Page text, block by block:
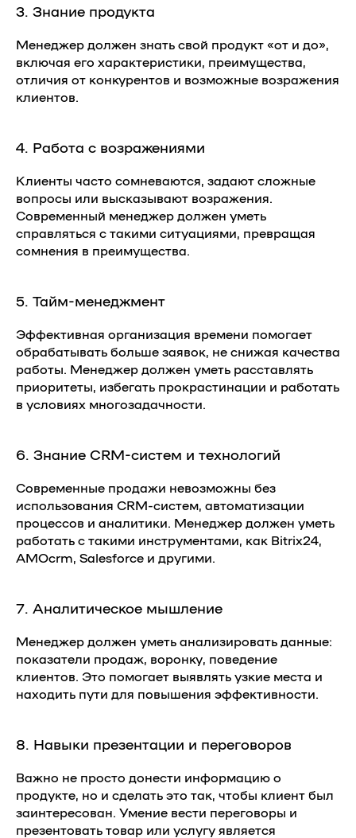
3. Знание продукта
Менеджер должен знать свой продукт «от и до»,
включая его характеристики, преимущества,
отличия от конкурентов и возможные возражения
клиентов.
4. Работа с возражениями
Клиенты часто сомневаются, задают сложные
вопросы или высказывают возражения.
Современный менеджер должен уметь
справляться с такими ситуациями, превращая
сомнения в преимущества.
5. Тайм-менеджмент
Эффективная организация времени помогает
обрабатывать больше заявок, не снижая качества
работы. Менеджер должен уметь расставлять
приоритеты, избегать прокрастинации и работать
в условиях многозадачности.
6. Знание CRM-систем и технологий
Современные продажи невозможны без
использования CRM-систем, автоматизации
процессов и аналитики. Менеджер должен уметь
работать с такими инструментами, как Bitrix24,
AMOcrm, Salesforce и другими.
7. Аналитическое мышление
Менеджер должен уметь анализировать данные:
показатели продаж, воронку, поведение
клиентов. Это помогает выявлять узкие места и
находить пути для повышения эффективности.
8. Навыки презентации и переговоров
Важно не просто донести информацию о
продукте, но и сделать это так, чтобы клиент был
заинтересован. Умение вести переговоры и
презентовать товар или услугу является